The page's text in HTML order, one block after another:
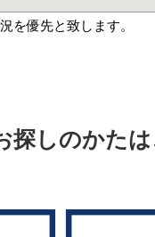
を優先と致します。
探しのかた